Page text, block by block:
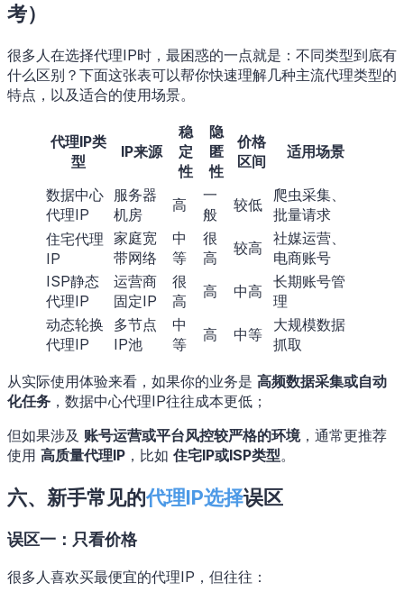
考）
很多人在选择代理IP时，最困惑的一点就是：不同类型到底有
什么区别？下面这张表可以帮你快速理解几种主流代理类型的
特点，以及适合的使用场景。
代理IP类
型
IP来源
稳
定
性
隐
匿
性
价格
区间
适用场景
数据中心
代理IP
服务器
机房
高
一
般
较低
爬虫采集、
批量请求
住宅代理
IP
家庭宽
带网络
中
等
很
高
较高
社媒运营、
电商账号
ISP静态
代理IP
运营商
固定IP
很
高
高 中高
长期账号管
理
动态轮换
代理IP
多节点
IP池
中
等
高 中等
大规模数据
抓取
从实际使用体验来看，如果你的业务是 高频数据采集或自动
化任务 ，数据中心代理IP往往成本更低；
但如果涉及 账号运营或平台风控较严格的环境，通常更推荐
使用 高质量代理IP ，比如 住宅IP或ISP类型。
六、新手常见的代理IP选择误区
误区一：只看价格
很多人喜欢买最便宜的代理IP，但往往：